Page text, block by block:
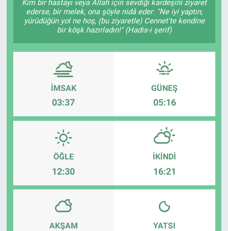
Kim bir hastayı veya Allah için sevdiği kardeşini ziyaret
ederse, bir melek, ona şöyle nidâ eder: "Ne iyi yaptın,
yürüdüğün yol ne hoş, (bu ziyaretle) Cennet'te kendine
bir köşk hazırladın!" (Hadis-i şerif)
İMSAK
03:37
GÜNEŞ
05:16
ÖĞLE
12:30
İKINDI
16:21
AKŞAM YATSI